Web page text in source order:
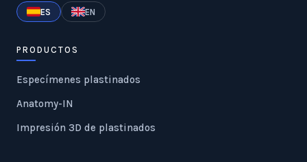
ES EN
PRODUCTOS
Especímenes plastinados
Anatomy-IN
Impresión 3D de plastinados